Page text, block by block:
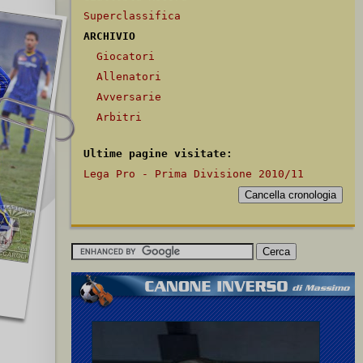
Superclassifica
ARCHIVIO
Giocatori
Allenatori
Avversarie
Arbitri
Ultime pagine visitate:
Lega Pro - Prima Divisione 2010/11